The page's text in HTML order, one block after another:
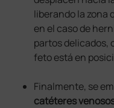
liberando la zona
en el caso de
partos delicados,
feto está en
Finalmente, se
catéteres